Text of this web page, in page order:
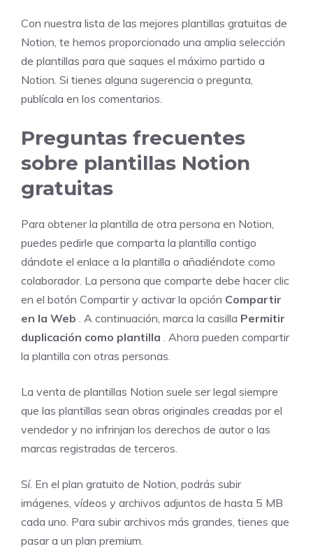
Con nuestra lista de las mejores plantillas gratuitas de
Notion, te hemos proporcionado una amplia selección
de plantillas para que saques el máximo partido a
Notion. Si tienes alguna sugerencia o pregunta,
publícala en los comentarios.
Preguntas frecuentes
sobre plantillas Notion
gratuitas
Para obtener la plantilla de otra persona en Notion,
puedes pedirle que comparta la plantilla contigo
dándote el enlace a la plantilla o añadiéndote como
colaborador. La persona que comparte debe hacer clic
en el botón Compartir y activar la opción Compartir
en la Web . A continuación, marca la casilla Permitir
duplicación como plantilla . Ahora pueden compartir
la plantilla con otras personas.
La venta de plantillas Notion suele ser legal siempre
que las plantillas sean obras originales creadas por el
vendedor y no infrinjan los derechos de autor o las
marcas registradas de terceros.
Sí. En el plan gratuito de Notion, podrás subir
imágenes, vídeos y archivos adjuntos de hasta 5 MB
cada uno. Para subir archivos más grandes, tienes que
pasar a un plan premium.